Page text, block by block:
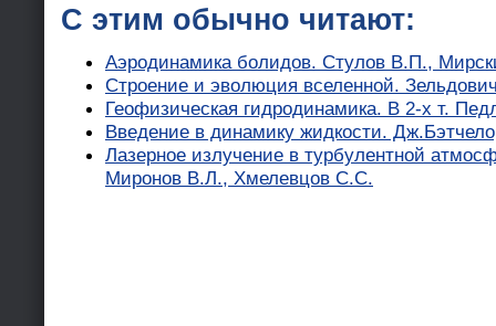
С этим обычно читают:
Аэродинамика болидов. Стулов В.П.,
Строение и эволюция вселенной.
Геофизическая гидродинамика. В 2-х т.
Введение в динамику жидкости.
Лазерное излучение в турбулентной
Миронов В.Л., Хмелевцов С.С.